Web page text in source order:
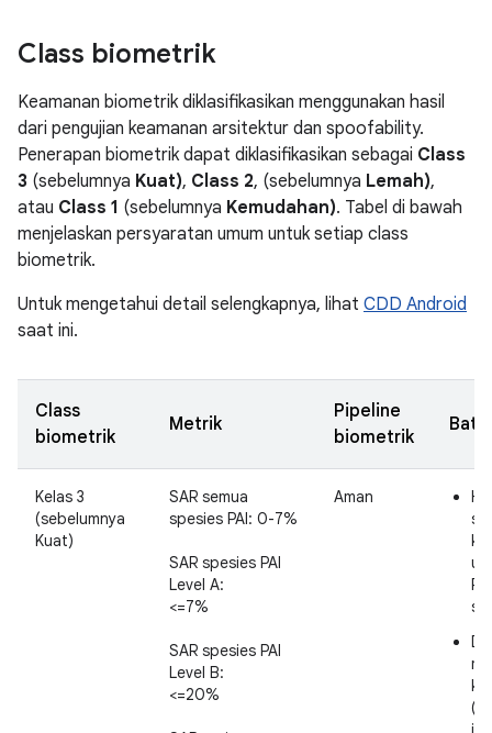
Class biometrik
Keamanan biometrik diklasifikasikan menggunakan hasil
dari pengujian keamanan arsitektur dan spoofability.
Penerapan biometrik dapat diklasifikasikan sebagai Class
3 (sebelumnya Kuat), Class 2, (sebelumnya Lemah),
atau Class 1 (sebelumnya Kemudahan). Tabel di bawah
menjelaskan persyaratan umum untuk setiap class
biometrik.
Untuk mengetahui detail selengkapnya, lihat CDD Android
saat ini.
Class
biometrik
Metrik
Pipeline
biometrik
Kelas 3
(sebelumnya
Kuat)
SAR semua
spesies PAI: 0-7%
SAR spesies PAI
Level A:
<=7%
SAR spesies PAI
Level B:
<=20%
Aman
ke
ke